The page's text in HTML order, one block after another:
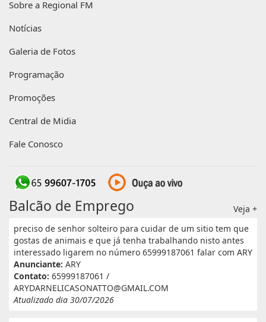
Sobre a Regional FM
Notícias
Galeria de Fotos
Programação
Promoções
Central de Midia
Fale Conosco
Balcão de Emprego
Veja +
preciso de senhor solteiro para cuidar de um sitio tem que
gostas de animais e que já tenha trabalhando nisto antes
interessado ligarem no número 65999187061 falar com ARY
Anunciante: ARY
Contato: 65999187061 /
ARYDARNELICASONATTO@GMAIL.COM
Atualizado dia 30/07/2026